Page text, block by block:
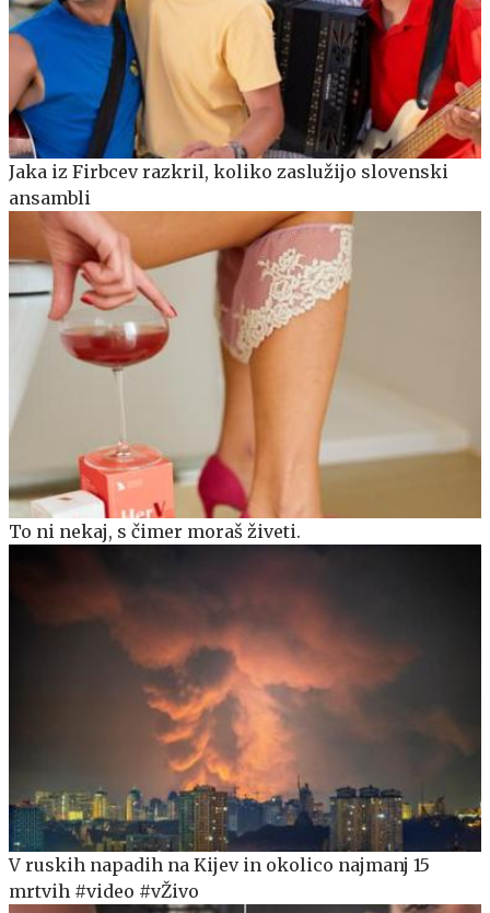
Jaka iz Firbcev razkril, koliko zaslužijo slovenski
ansambli
To ni nekaj, s čimer moraš živeti.
V ruskih napadih na Kijev in okolico najmanj 15
mrtvih #video #vŽivo